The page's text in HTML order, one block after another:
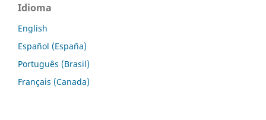
Idioma
English
Español (España)
Português (Brasil)
Français (Canada)